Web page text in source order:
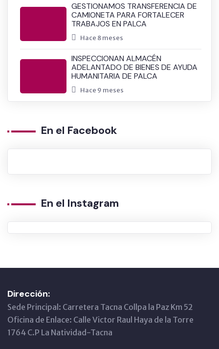
GESTIONAMOS TRANSFERENCIA DE
CAMIONETA PARA FORTALECER
TRABAJOS EN PALCA
Hace 8 meses
INSPECCIONAN ALMACÉN
ADELANTADO DE BIENES DE AYUDA
HUMANITARIA DE PALCA
Hace 9 meses
En el Facebook
En el Instagram
Dirección:
Sede Principal: Carretera Tacna Collpa la Paz Km 52
Oficina de Enlace: Calle Victor Raul Haya de la Torre
1764 C.P La Natividad-Tacna